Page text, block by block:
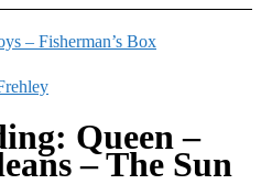
– Fisherman’s Box
Queen –
– The Sun